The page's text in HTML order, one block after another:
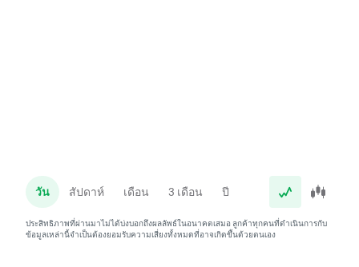
วัน สัปดาห์ เดือน 3 เดือน ปี
ประสิทธิภาพที่ผ่านมาไม่ได้บ่งบอกถึงผลลัพธ์ในอนาคตเสมอ ลูกค้าทุกคนที่ดำเนินการกับ
ข้อมูลเหล่านี้จำเป็นต้องยอมรับความเสี่ยงทั้งหมดที่อาจเกิดขึ้นด้วยตนเอง